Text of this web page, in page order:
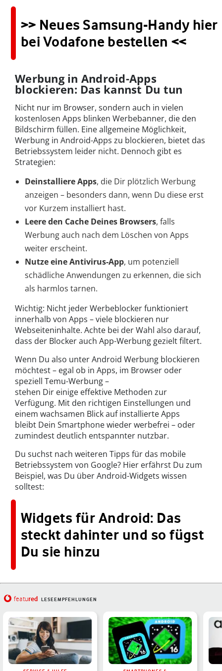
>> Neues Samsung-Handy hier
bei Vodafone bestellen <<
Werbung in Android-Apps
blockieren: Das kannst Du tun
Nicht nur im Browser, sondern auch in vielen
kostenlosen Apps blinken Werbebanner, die den
Bildschirm füllen. Eine allgemeine Möglichkeit,
Werbung in Android-Apps zu blockieren, bietet das
Betriebssystem leider nicht. Dennoch gibt es
Strategien:
Deinstalliere Apps, die Dir plötzlich Werbung
anzeigen – besonders dann, wenn Du diese erst
vor Kurzem installiert hast.
Leere den Cache Deines Browsers, falls
Werbung auch nach dem Löschen von Apps
weiter erscheint.
Nutze eine Antivirus-App, um potenziell
schädliche Anwendungen zu erkennen, die sich
als harmlos tarnen.
Wichtig: Nicht jeder Werbeblocker funktioniert
innerhalb von Apps – viele blockieren nur
Webseiteninhalte. Achte bei der Wahl also darauf,
dass der Blocker auch App-Werbung gezielt filtert.
Wenn Du also unter Android Werbung blockieren
möchtest – egal ob in Apps, im Browser oder
speziell Temu-Werbung –
stehen Dir einige effektive Methoden zur
Verfügung. Mit den richtigen Einstellungen und
einem wachsamen Blick auf installierte Apps
bleibt Dein Smartphone wieder werbefrei – oder
zumindest deutlich entspannter nutzbar.
Du suchst nach weiteren Tipps für das mobile
Betriebssystem von Google? Hier erfährst Du zum
Beispiel, was Du über Android-Widgets wissen
solltest:
Widgets für Android: Das
steckt dahinter und so fügst
Du sie hinzu
featured LESEEMPFEHLUNGEN